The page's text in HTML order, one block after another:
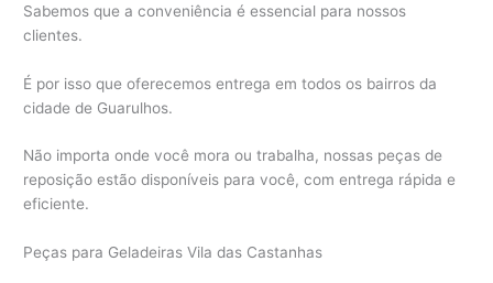
Sabemos que a conveniência é essencial para nossos
clientes.
É por isso que oferecemos entrega em todos os bairros da
cidade de Guarulhos.
Não importa onde você mora ou trabalha, nossas peças de
reposição estão disponíveis para você, com entrega rápida e
eficiente.
Peças para Geladeiras Vila das Castanhas